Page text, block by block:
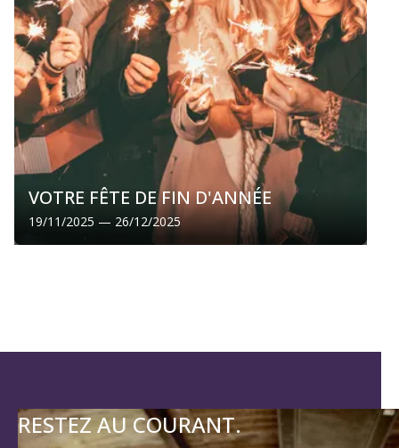
VOTRE FÊTE DE FIN D'ANNÉE
19/11/2025 — 26/12/2025
RESTEZ AU COURANT.